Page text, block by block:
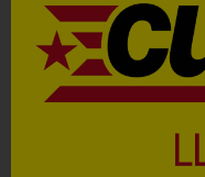
el projecte de
independentista i